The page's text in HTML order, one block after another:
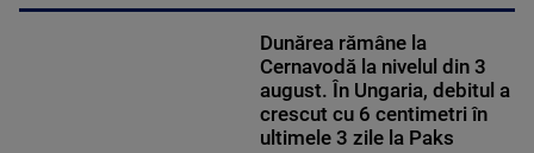
Dunărea rămâne la
Cernavodă la nivelul din 3
august. În Ungaria, debitul a
crescut cu 6 centimetri în
ultimele 3 zile la Paks